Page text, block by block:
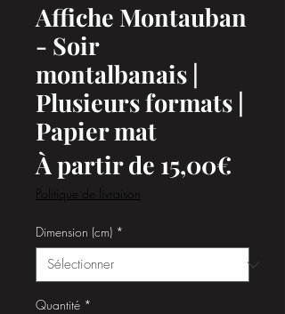
Affiche Montauban
- Soir
montalbanais |
Plusieurs formats |
Papier mat
À partir de 15,00€
Politique de livraison
Dimension (cm) *
Quantité *